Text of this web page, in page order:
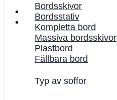
Bordsskivor
Bordsstativ
Kompletta bord
Massiva bordsskivor
Plastbord
Fällbara bord
Typ av soffor